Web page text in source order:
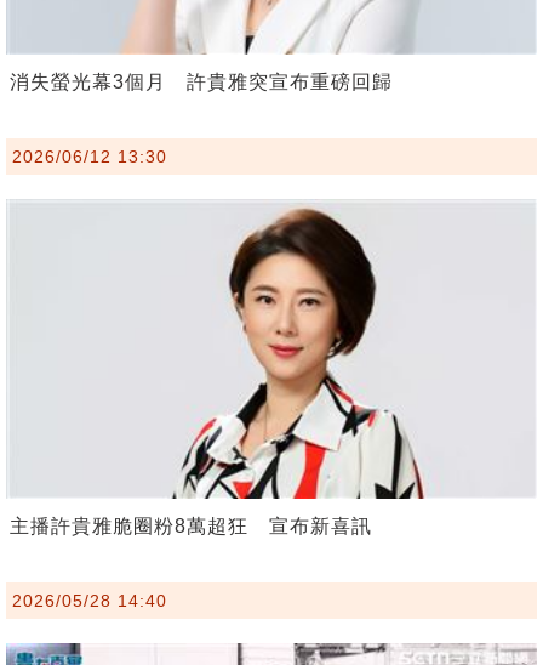
消失螢光幕3個月 許貴雅突宣布重磅回歸
2026/06/12 13:30
主播許貴雅脆圈粉8萬超狂 宣布新喜訊
2026/05/28 14:40